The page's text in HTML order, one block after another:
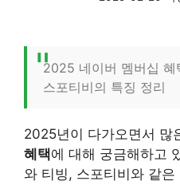
2025 네이버 멤버십 혜
스포티비의 특징 정리
2025년이 다가오면서 많
혜택에 대해 궁금해하고
와 티빙, 스포티비와 같